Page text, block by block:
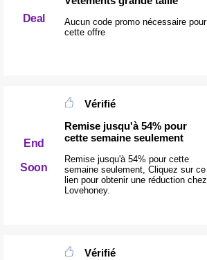
Deal
Aucun code promo nécessaire pour
cette offre
End
Soon
Vérifié
Remise jusqu'à 54% pour
cette semaine seulement
Remise jusqu'à 54% pour cette
semaine seulement, Cliquez sur ce
lien pour obtenir une réduction chez
Lovehoney.
Vérifié